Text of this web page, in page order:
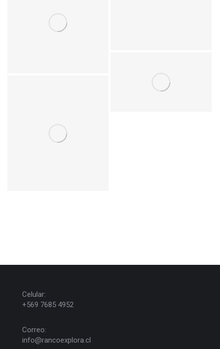
Celular:
+569 7685 4952
Correo:
info@rancoexplora.cl